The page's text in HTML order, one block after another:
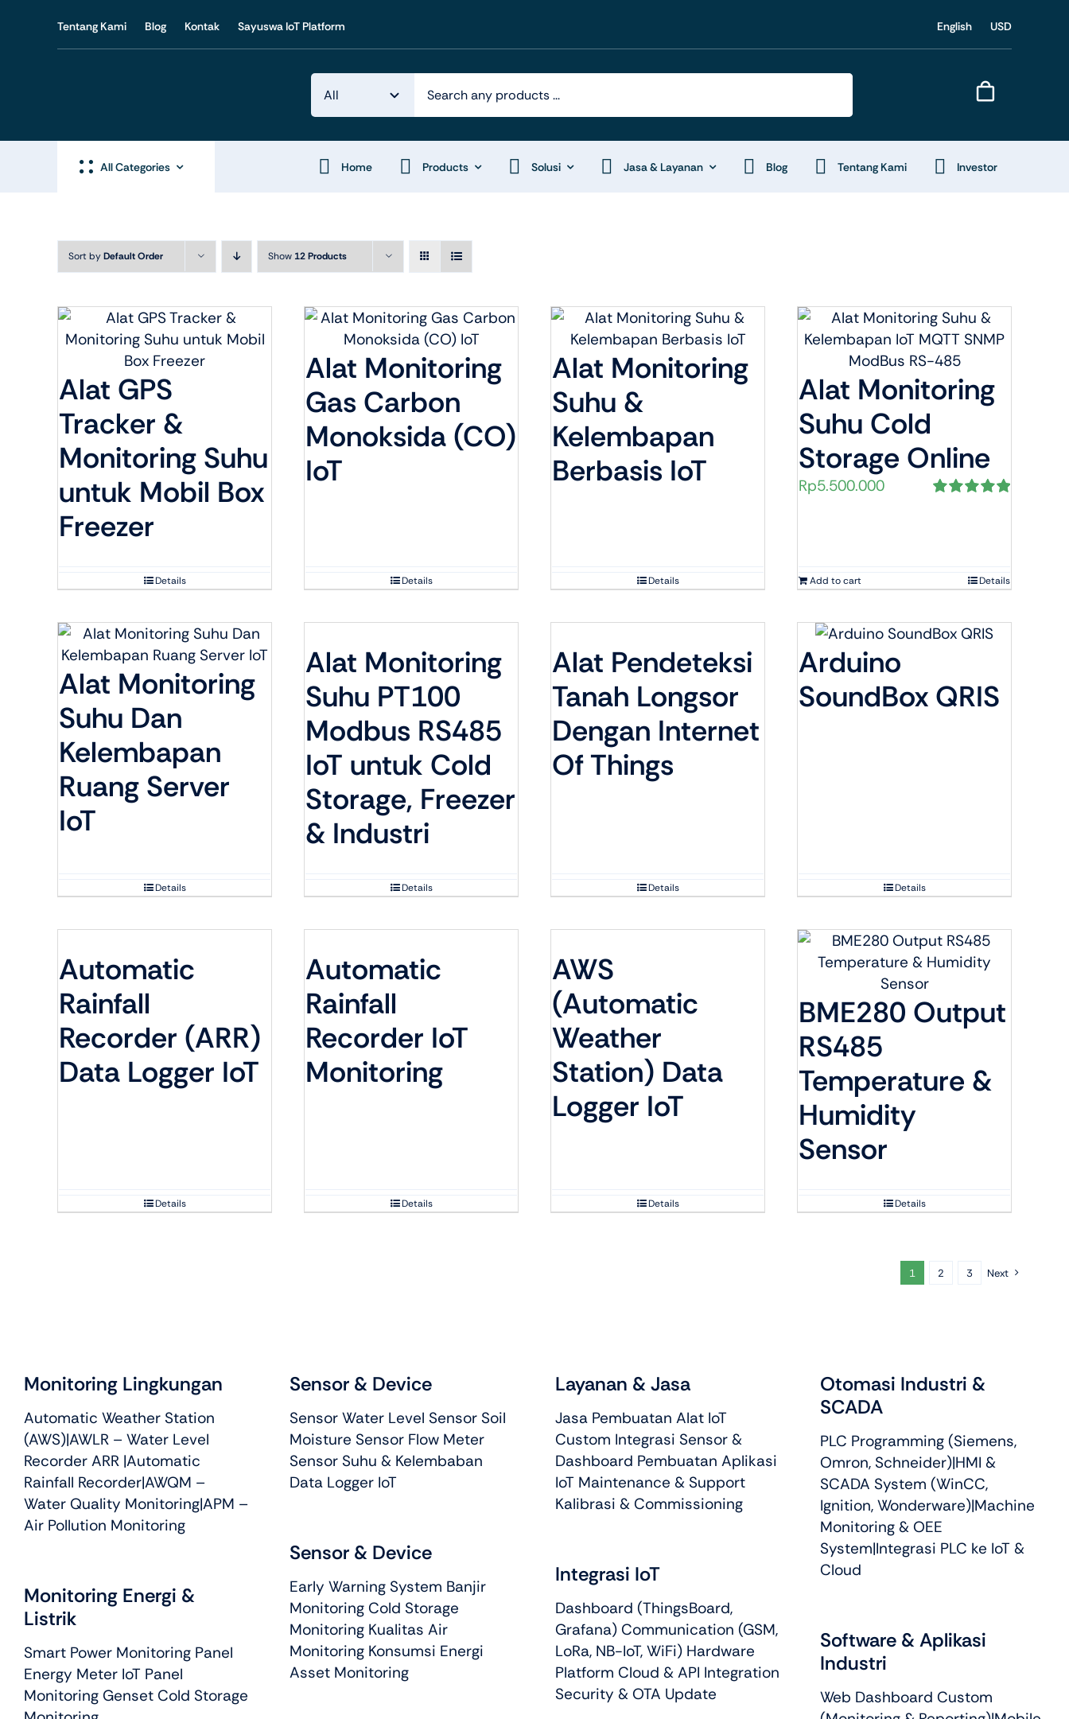
Tentang Kami Blog Kontak Sayuswa IoT Platform English USD
All Categories
Produk IoT Produk Otomasi
Home Products Solusi Jasa & Layanan Blog Tentang Kami Investor
Sort byDefault Order Show 12 Products
Alat GPS
Tracker &
Monitoring Suhu
untuk Mobil Box
Freezer
Details
Alat Monitoring
Gas Carbon
Monoksida (CO)
IoT
Details
Alat Monitoring
Suhu &
Kelembapan
Berbasis IoT
Details
Alat Monitoring
Suhu Cold
Storage Online
Rp5.500.000
Add to cart Details
Alat Monitoring
Suhu Dan
Kelembapan
Ruang Server
IoT
Details
Alat Monitoring
Suhu PT100
Modbus RS485
IoT untuk Cold
Storage, Freezer
& Industri
Details
Alat Pendeteksi
Tanah Longsor
Dengan Internet
Of Things
Details
Arduino
SoundBox QRIS
Details
Automatic
Rainfall
Recorder (ARR)
Data Logger IoT
Details
Automatic
Rainfall
Recorder IoT
Monitoring
Details
AWS
(Automatic
Weather
Station) Data
Logger IoT
Details
BME280 Output
RS485
Temperature &
Humidity
Sensor
Details
1 2 3 Next
Monitoring Lingkungan
Automatic Weather Station
(AWS)|AWLR – Water Level
Recorder ARR|Automatic
Rainfall Recorder|AWQM –
Water Quality Monitoring|APM –
Air Pollution Monitoring
Monitoring Energi &
Listrik
Smart Power Monitoring Panel
Energy Meter IoT Panel
Monitoring Genset Cold Storage
Sensor & Device
Sensor Water Level Sensor Soil
Moisture Sensor Flow Meter
Sensor Suhu & Kelembaban
Data Logger IoT
Sensor & Device
Early Warning System Banjir
Monitoring Cold Storage
Monitoring Kualitas Air
Monitoring Konsumsi Energi
Asset Monitoring
Layanan & Jasa
Jasa Pembuatan Alat IoT
Custom Integrasi Sensor &
Dashboard Pembuatan Aplikasi
IoT Maintenance & Support
Kalibrasi & Commissioning
Integrasi IoT
Dashboard (ThingsBoard,
Grafana) Communication (GSM,
LoRa, NB-IoT, WiFi) Hardware
Platform Cloud & API Integration
Security & OTA Update
Otomasi Industri &
SCADA
PLC Programming (Siemens,
Omron, Schneider)|HMI &
SCADA System (WinCC,
Ignition, Wonderware)|Machine
Monitoring & OEE
System|Integrasi PLC ke IoT &
Cloud
Software & Aplikasi
Industri
Web Dashboard Custom